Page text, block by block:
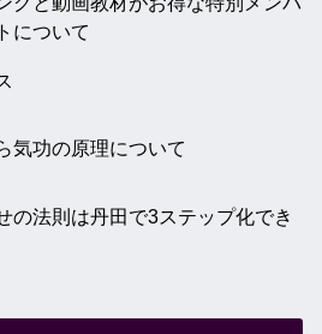
について
気功の原理について
の法則は丹田で3ステップ化でき